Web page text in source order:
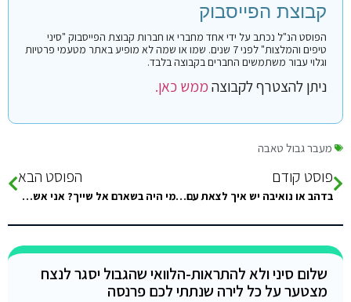
קבוצת הפייסבוק
הפוסט הנ"ל נכתב על ידי אחד מחברי או חברות קבוצת הפייסבוק "סיני
טיפים והמלצות" לפני 7 שנים. שמו או שמה לא מופיע באתר מטעמי פרטיות
וגלוי עבור משתמשים החברים בקבוצה בלבד.
ניתן להצטרף לקבוצהממש כאן.
מעבר גבול טאבה
פוסט קודם
בדהב או נואיבה יש איך לצאת עם סירה לים ולדוג? או להצטרף לדייגים מקומיים? מישהו פה עשה את זה?
הפוסט הבא
מי היה בשארם אל שייך? אני אשמח לטיפים והמלצות ?
שלום סיני ולא להתראות-הלוואי שהגבול יסגר לנצח
מצטער על כל לירה שנתתי לכם פרנסה